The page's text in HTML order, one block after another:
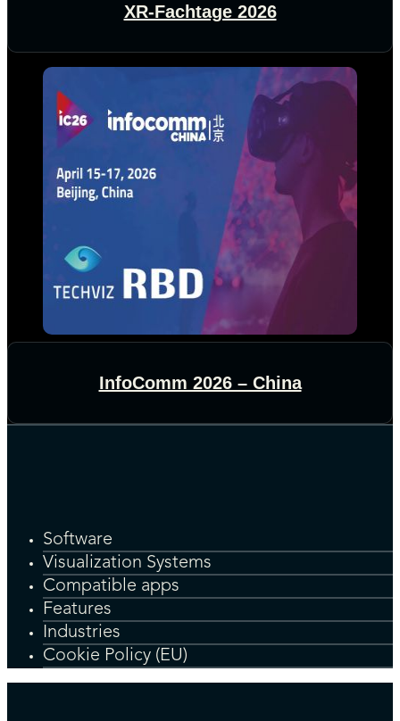
XR-Fachtage 2026
InfoComm 2026 – China
Software
Visualization Systems
Compatible apps
Features
Industries
Cookie Policy (EU)